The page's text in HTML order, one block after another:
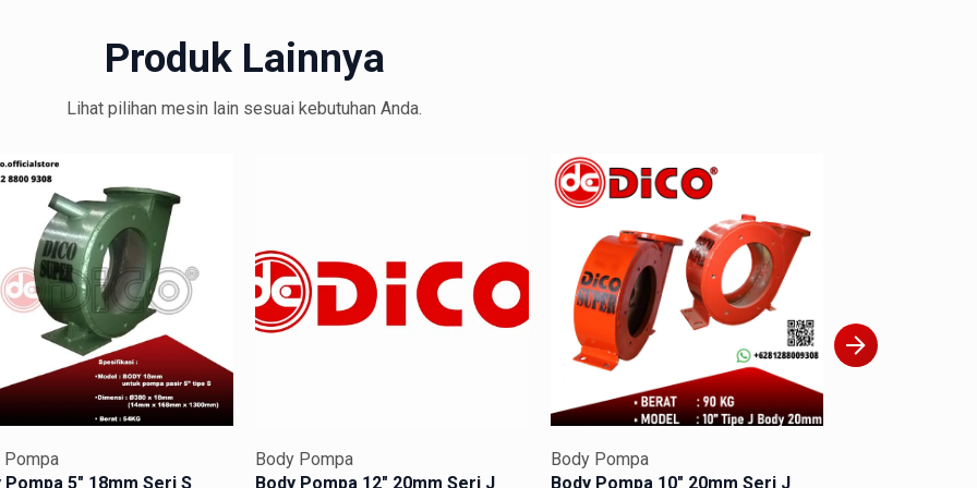
20mm Seri J DICO
ekstrem
oleh gesekan material kasar. Ini adalah solusi pasti untuk
di tengah operasi.
besar
Sangat cocok dipasangkan dengan mesin diesel bertenaga besar
heavy-duty (USP DICO)
Produk Lainnya
Lihat pilihan mesin lain sesuai kebutuhan Anda.
Pompa
Pompa 5″ 18mm Seri S
Body Pompa
Body Pompa 12″ 20mm Seri J
Body Pompa
Body Pompa 10″ 20mm Seri J